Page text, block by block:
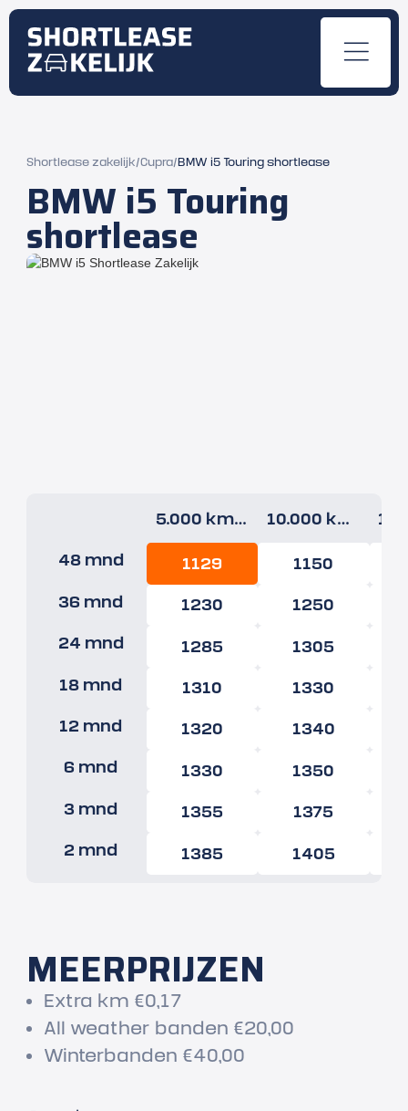
Shortlease zakelijk/Cupra/BMW i5 Touring shortlease
BMW i5 Touring
shortlease
5.000 km/jr 10.000 km/jr
48 mnd 1129 1150
36 mnd 1230 1250
24 mnd 1285 1305
18 mnd 1310 1330
12 mnd 1320 1340
6 mnd 1330 1350
3 mnd 1355 1375
2 mnd 1385 1405
MEERPRIJZEN
Extra km €0,17
All weather banden €20,00
Winterbanden €40,00